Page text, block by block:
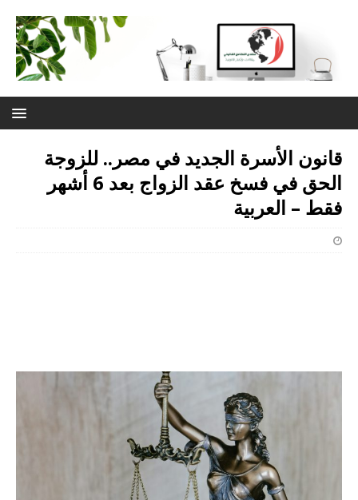
قانون الأسرة الجديد في مصر.. للزوجة
الحق في فسخ عقد الزواج بعد 6 أشهر
فقط – العربية